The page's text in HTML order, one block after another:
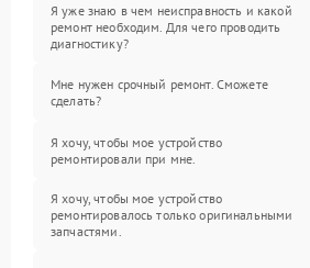
Я уже знаю в чем неисправность и какой
ремонт необходим. Для чего проводить
диагностику?
Мне нужен срочный ремонт. Сможете
сделать?
Я хочу, чтобы мое устройство
ремонтировали при мне.
Я хочу, чтобы мое устройство
ремонтировалось только оригинальными
запчастями.